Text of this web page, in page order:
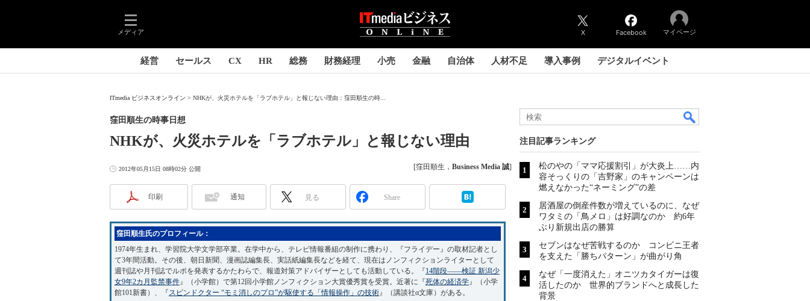
メディア X Facebook マイページ
経営 セールス CX HR 総務 財務経理 小売 金融 自治体 人材不足 導入事例 デジタルイベント
ITmedia ビジネスオンライン NHKが、火災ホテルを「ラブホテル」と報じない理由：窪田順生の時...
NHKが、火災ホテルを「ラブホテル」と報じない理由
窪田順生の時事日想
2012年05月15日 08時02分 公開 [窪田順生， Business Media 誠]
印刷 通知 見る Share
窪田順生氏のプロフィール：
1974年生まれ、学習院大学文学部卒業。在学中から、テレビ情報番組の制作に携わり、『フライデー』の取材記者とし
て3年間活動。その後、朝日新聞、漫画誌編集長、実話紙編集長などを経て、現在はノンフィクションライターとして
週刊誌や月刊誌でルポを発表するかたわらで、報道対策アドバイザーとしても活動している。『14階段――検証 新潟少
女9年2カ月監禁事件』（小学館）で第12回小学館ノンフィクション大賞優秀賞を受賞。近著に『死体の経済学』（小学
館101新書）、『スピンドクター “モミ消しのプロ”が駆使する「情報操作」の技術』（講談社α文庫）がある。
注目記事ランキング
松のやの「ママ応援割引」が大炎上……内
容そっくりの「吉野家」のキャンペーンは
燃えなかった“ネーミング”の差
居酒屋の倒産件数が増えているのに、なぜ
ワタミの「鳥メロ」は好調なのか 約6年
ぶり新規出店の勝算
セブンはなぜ苦戦するのか コンビニ王者
を支えた「勝ちパターン」が曲がり角
なぜ「一度消えた」オニツカタイガーは復
活したのか 世界的ブランドへと成長した
背景